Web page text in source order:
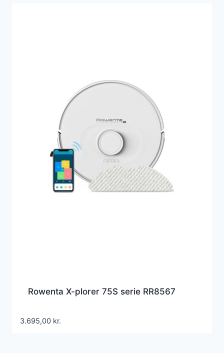
Rowenta X-plorer 75S serie RR8567
3.695,00 kr.